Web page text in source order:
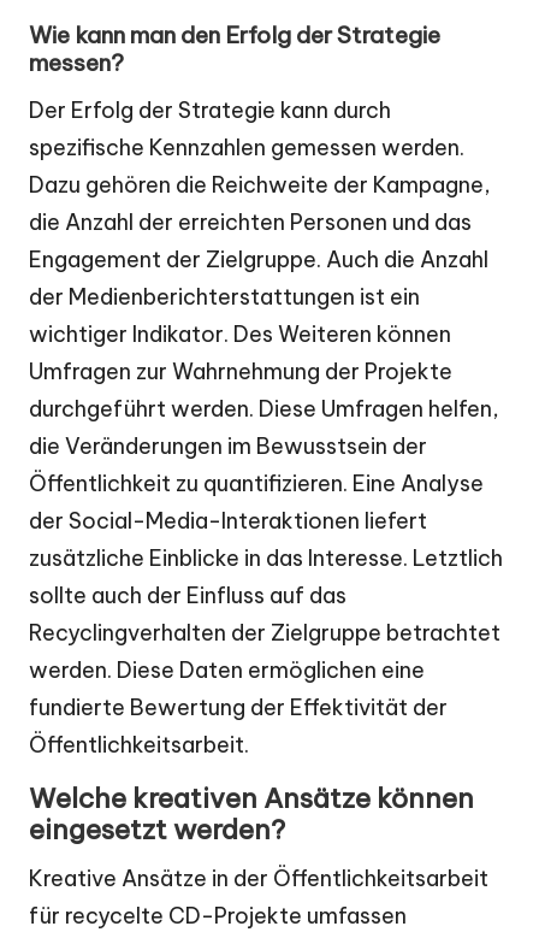
Wie kann man den Erfolg der Strategie
messen?
Der Erfolg der Strategie kann durch
spezifische Kennzahlen gemessen werden.
Dazu gehören die Reichweite der Kampagne,
die Anzahl der erreichten Personen und das
Engagement der Zielgruppe. Auch die Anzahl
der Medienberichterstattungen ist ein
wichtiger Indikator. Des Weiteren können
Umfragen zur Wahrnehmung der Projekte
durchgeführt werden. Diese Umfragen helfen,
die Veränderungen im Bewusstsein der
Öffentlichkeit zu quantifizieren. Eine Analyse
der Social-Media-Interaktionen liefert
zusätzliche Einblicke in das Interesse. Letztlich
sollte auch der Einfluss auf das
Recyclingverhalten der Zielgruppe betrachtet
werden. Diese Daten ermöglichen eine
fundierte Bewertung der Effektivität der
Öffentlichkeitsarbeit.
Welche kreativen Ansätze können
eingesetzt werden?
Kreative Ansätze in der Öffentlichkeitsarbeit
für recycelte CD-Projekte umfassen